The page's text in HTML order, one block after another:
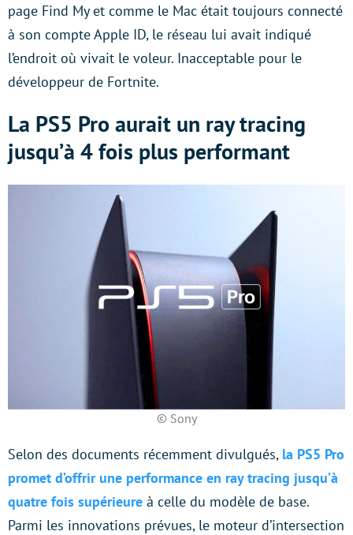
page Find My et comme le Mac était toujours connecté
à son compte Apple ID, le réseau lui avait indiqué
l’endroit où vivait le voleur. Inacceptable pour le
développeur de Fortnite.
La PS5 Pro aurait un ray tracing
jusqu’à 4 fois plus performant
© Sony
Selon des documents récemment divulgués, la PS5 Pro
promet d’offrir une performance en ray tracing jusqu’à
quatre fois supérieure à celle du modèle de base.
Parmi les innovations prévues, le moteur d’intersection